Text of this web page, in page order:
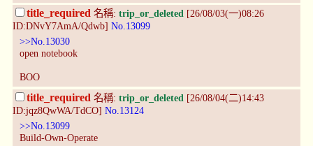
title_required 名稱: trip_or_deleted [26/08/03(一)08:26
ID:DNvY7AmA/Qdwb] No.13099
>>No.13030
open notebook
BOO
title_required 名稱: trip_or_deleted [26/08/04(二)14:43
ID:jqz8QwWA/TdCO] No.13124
>>No.13099
Build-Own-Operate